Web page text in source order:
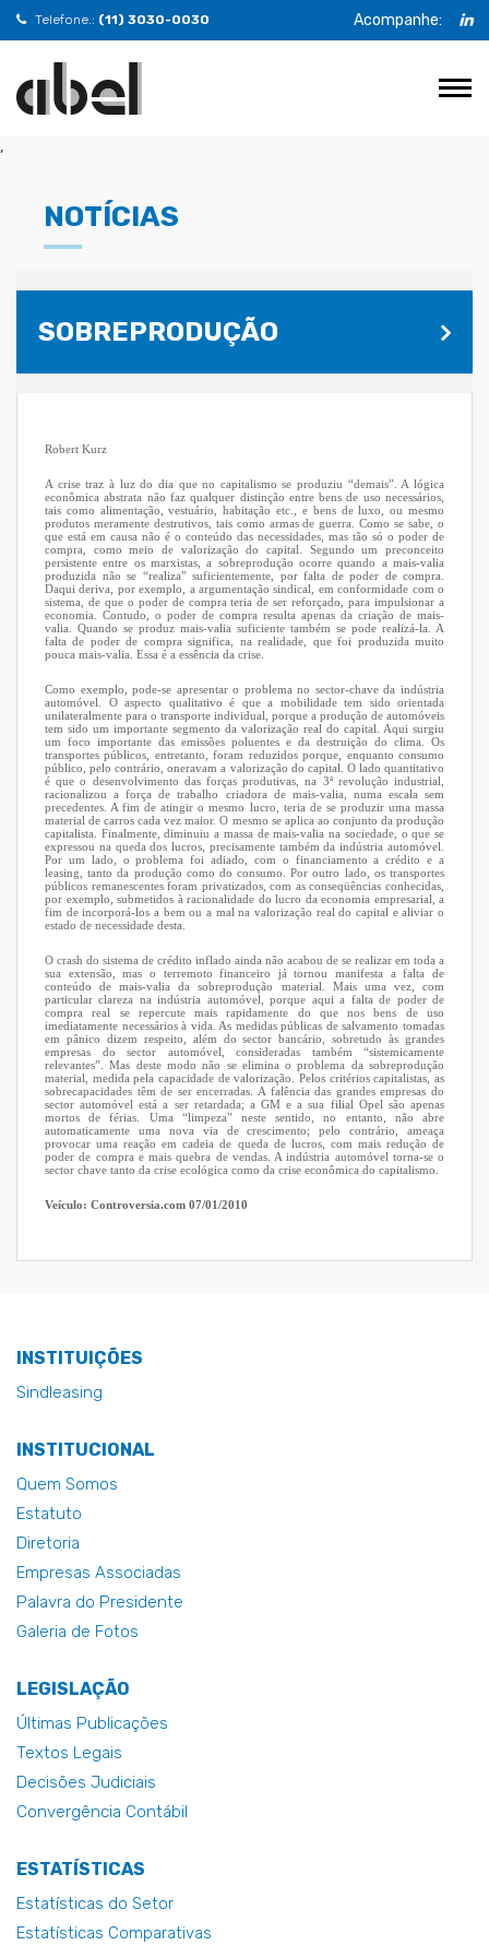
,
Telefone.: (11) 3030-0030 Acompanhe:
NOTÍCIAS
SOBREPRODUÇÃO
Robert Kurz
A crise traz à luz do dia que no capitalismo se produziu “demais”. A lógica
econômica abstrata não faz qualquer distinção entre bens de uso necessários,
tais como alimentação, vestuário, habitação etc., e bens de luxo, ou mesmo
produtos meramente destrutivos, tais como armas de guerra. Como se sabe, o
que está em causa não é o conteúdo das necessidades, mas tão só o poder de
compra, como meio de valorização do capital. Segundo um preconceito
persistente entre os marxistas, a sobreprodução ocorre quando a mais-valia
produzida não se “realiza” suficientemente, por falta de poder de compra.
Daqui deriva, por exemplo, a argumentação sindical, em conformidade com o
sistema, de que o poder de compra teria de ser reforçado, para impulsionar a
economia. Contudo, o poder de compra resulta apenas da criação de mais-
valia. Quando se produz mais-valia suficiente também se pode realizá-la. A
falta de poder de compra significa, na realidade, que foi produzida muito
pouca mais-valia. Essa é a essência da crise.
Como exemplo, pode-se apresentar o problema no sector-chave da indústria
automóvel. O aspecto qualitativo é que a mobilidade tem sido orientada
unilateralmente para o transporte individual, porque a produção de automóveis
tem sido um importante segmento da valorização real do capital. Aqui surgiu
um foco importante das emissões poluentes e da destruição do clima. Os
transportes públicos, entretanto, foram reduzidos porque, enquanto consumo
público, pelo contrário, oneravam a valorização do capital. O lado quantitativo
é que o desenvolvimento das forças produtivas, na 3ª revolução industrial,
racionalizou a força de trabalho criadora de mais-valia, numa escala sem
precedentes. A fim de atingir o mesmo lucro, teria de se produzir uma massa
material de carros cada vez maior. O mesmo se aplica ao conjunto da produção
capitalista. Finalmente, diminuiu a massa de mais-valia na sociedade, o que se
expressou na queda dos lucros, precisamente também da indústria automóvel.
Por um lado, o problema foi adiado, com o financiamento a crédito e a
leasing, tanto da produção como do consumo. Por outro lado, os transportes
públicos remanescentes foram privatizados, com as conseqüências conhecidas,
por exemplo, submetidos à racionalidade do lucro da economia empresarial, a
fim de incorporá-los a bem ou a mal na valorização real do capital e aliviar o
estado de necessidade desta.
O crash do sistema de crédito inflado ainda não acabou de se realizar em toda a
sua extensão, mas o terremoto financeiro já tornou manifesta a falta de
conteúdo de mais-valia da sobreprodução material. Mais uma vez, com
particular clareza na indústria automóvel, porque aqui a falta de poder de
compra real se repercute mais rapidamente do que nos bens de uso
imediatamente necessários à vida. As medidas públicas de salvamento tomadas
em pânico dizem respeito, além do sector bancário, sobretudo às grandes
empresas do sector automóvel, consideradas também “sistemicamente
relevantes”. Mas deste modo não se elimina o problema da sobreprodução
material, medida pela capacidade de valorização. Pelos critérios capitalistas, as
sobrecapacidades têm de ser encerradas. A falência das grandes empresas do
sector automóvel está a ser retardada; a GM e a sua filial Opel são apenas
mortos de férias. Uma “limpeza” neste sentido, no entanto, não abre
automaticamente uma nova via de crescimento; pelo contrário, ameaça
provocar uma reação em cadeia de queda de lucros, com mais redução de
poder de compra e mais quebra de vendas. A indústria automóvel torna-se o
sector chave tanto da crise ecológica como da crise econômica do capitalismo.
Veículo: Controversia.com 07/01/2010
INSTITUIÇÕES
Sindleasing
INSTITUCIONAL
Quem Somos
Estatuto
Diretoria
Empresas Associadas
Palavra do Presidente
Galeria de Fotos
LEGISLAÇÃO
Últimas Publicações
Textos Legais
Decisões Judiciais
Convergência Contábil
ESTATÍSTICAS
Estatísticas do Setor
Estatísticas Comparativas